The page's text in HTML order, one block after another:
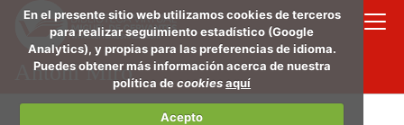
En el presente sitio web utilizamos cookies de terceros
para realizar seguimiento estadístico (Google
Analytics), y propias para las preferencias de idioma.
Puedes obtener más información acerca de nuestra
política decookiesaquí
Acepto
Saltar
al
Antoni Miró